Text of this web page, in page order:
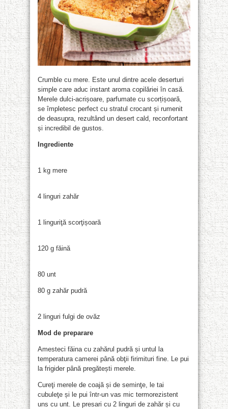
Crumble cu mere. Este unul dintre acele deserturi
simple care aduc instant aroma copilăriei în casă.
Merele dulci-acrișoare, parfumate cu scorțișoară,
se împletesc perfect cu stratul crocant și rumenit
de deasupra, rezultând un desert cald, reconfortant
și incredibil de gustos.
Ingrediente
1 kg mere
4 linguri zahăr
1 linguriţă scorţișoară
120 g făină
80 unt
80 g zahăr pudră
2 linguri fulgi de ovăz
Mod de preparare
Amesteci făina cu zahărul pudră și untul la
temperatura camerei până obţii firimituri fine. Le pui
la frigider până pregătești merele.
Cureţi merele de coajă și de seminţe, le tai
cubuleţe și le pui într-un vas mic termorezistent
uns cu unt. Le presari cu 2 linguri de zahăr și cu